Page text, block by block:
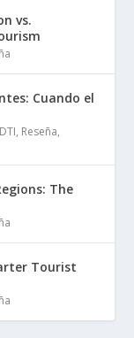
vs.
Cuando el
, Reseña,
The
Tourist